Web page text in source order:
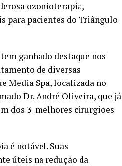
ozonioterapia,
para pacientes do Triângulo
ganhado destaque nos
de diversas
Media Spa, localizada no
Dr. André Oliveira, que já
dos 3 melhores cirurgiões
é notável. Suas
úteis na redução da